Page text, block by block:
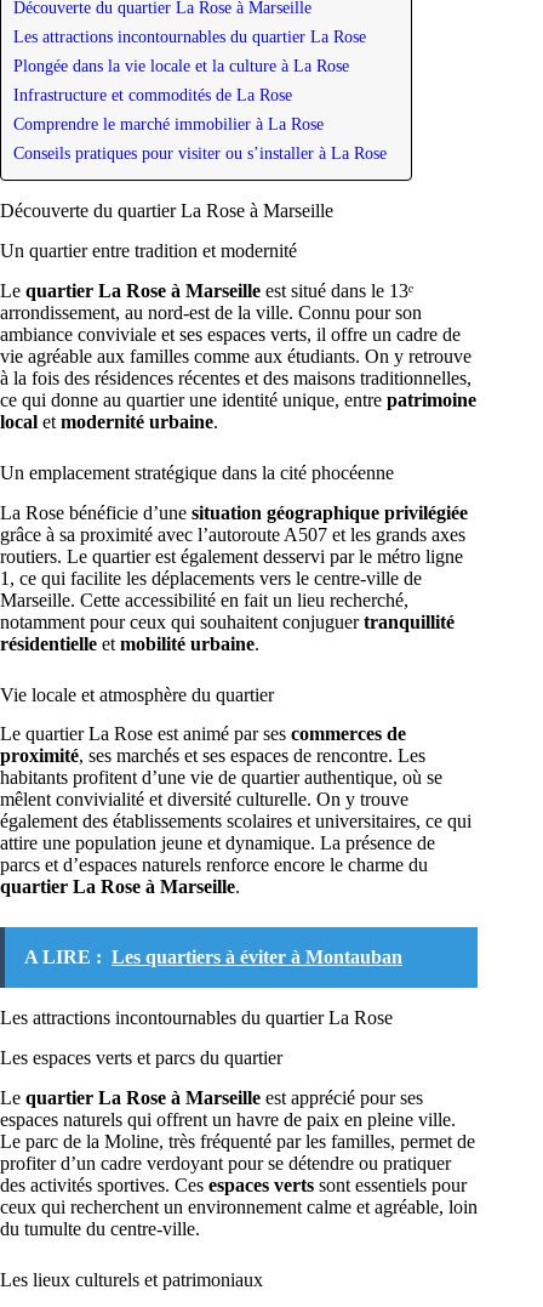
Découverte du quartier La Rose à Marseille
Les attractions incontournables du quartier La Rose
Plongée dans la vie locale et la culture à La Rose
Infrastructure et commodités de La Rose
Comprendre le marché immobilier à La Rose
Conseils pratiques pour visiter ou s’installer à La Rose
Découverte du quartier La Rose à Marseille
Un quartier entre tradition et modernité
Le quartier La Rose à Marseille est situé dans le 13ᵉ
arrondissement, au nord-est de la ville. Connu pour son
ambiance conviviale et ses espaces verts, il offre un cadre de
vie agréable aux familles comme aux étudiants. On y retrouve
à la fois des résidences récentes et des maisons traditionnelles,
ce qui donne au quartier une identité unique, entre patrimoine
local et modernité urbaine.
Un emplacement stratégique dans la cité phocéenne
La Rose bénéficie d’une situation géographique privilégiée
grâce à sa proximité avec l’autoroute A507 et les grands axes
routiers. Le quartier est également desservi par le métro ligne
1, ce qui facilite les déplacements vers le centre-ville de
Marseille. Cette accessibilité en fait un lieu recherché,
notamment pour ceux qui souhaitent conjuguertranquillité
résidentielle et mobilité urbaine.
Vie locale et atmosphère du quartier
Le quartier La Rose est animé par ses commerces de
proximité, ses marchés et ses espaces de rencontre. Les
habitants profitent d’une vie de quartier authentique, où se
mêlent convivialité et diversité culturelle. On y trouve
également des établissements scolaires et universitaires, ce qui
attire une population jeune et dynamique. La présence de
parcs et d’espaces naturels renforce encore le charme du
quartier La Rose à Marseille.
A LIRE : Les quartiers à éviter à Montauban
Les attractions incontournables du quartier La Rose
Les espaces verts et parcs du quartier
Le quartier La Rose à Marseille est apprécié pour ses
espaces naturels qui offrent un havre de paix en pleine ville.
Le parc de la Moline, très fréquenté par les familles, permet de
profiter d’un cadre verdoyant pour se détendre ou pratiquer
des activités sportives. Ces espaces verts sont essentiels pour
ceux qui recherchent un environnement calme et agréable, loin
du tumulte du centre-ville.
Les lieux culturels et patrimoniaux